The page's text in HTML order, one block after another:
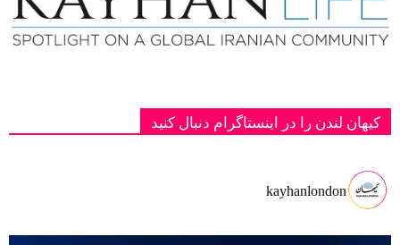
کیهان لندن را در اینستاگرام دنبال کنید
kayhanlondon